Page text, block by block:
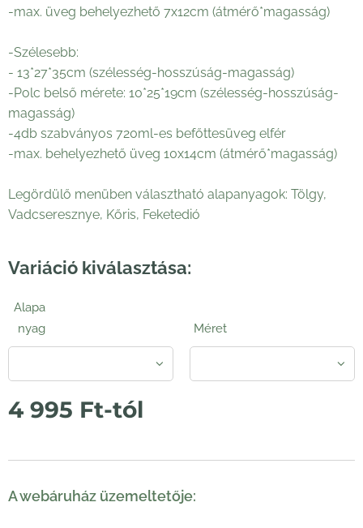
-max. üveg behelyezhető 7x12cm (átmérő*magasság)
-Szélesebb:
- 13*27*35cm (szélesség-hosszúság-magasság)
-Polc belső mérete: 10*25*19cm (szélesség-hosszúság-
magasság)
-4db szabványos 720ml-es befőttesüveg elfér
-max. behelyezhető üveg 10x14cm (átmérő*magasság)
Legördülő menüben választható alapanyagok: Tölgy,
Vadcseresznye, Kőris, Feketedió
Variáció kiválasztása:
Alapa
nyag
Méret
4 995 Ft-tól
A webáruház üzemeltetője: